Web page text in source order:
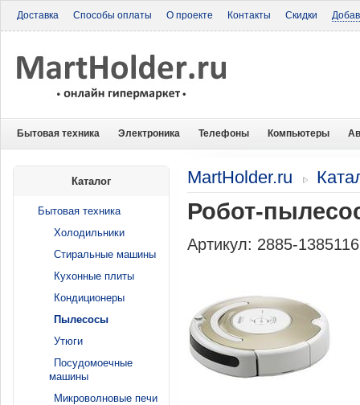
Доставка Способы оплаты О проекте Контакты Скидки
Бытовая техника Электроника Телефоны Компьютеры
MartHolder.ru
Робот-
Артикул: 2885-
Каталог
Бытовая техника
Холодильники
Стиральные машины
Кухонные плиты
Кондиционеры
Пылесосы
Утюги
Посудомоечные
машины
Микроволновые печи